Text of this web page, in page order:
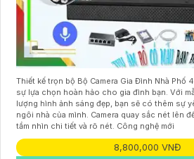
Thiết kế trọn bộ Bộ Camera Gia Đình Nhà Phố
sự lựa chọn hoàn hảo cho gia đình bạn. Với
lượng hình ảnh sáng đẹp, bạn sẽ có thêm sự
ngôi nhà của mình. Camera quay sắc nét lên
tầm nhìn chi tiết và rõ nét. Công nghệ mới
8,800,000 VNĐ